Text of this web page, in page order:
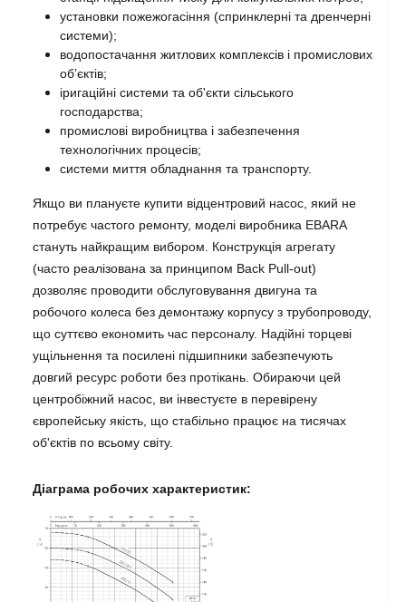
установки пожежогасіння (спринклерні та дренчерні
системи);
водопостачання житлових комплексів і промислових
об’єктів;
іригаційні системи та об'єкти сільського
господарства;
промислові виробництва і забезпечення
технологічних процесів;
системи миття обладнання та транспорту.
Якщо ви плануєте купити відцентровий насос, який не
потребує частого ремонту, моделі виробника EBARA
стануть найкращим вибором. Конструкція агрегату
(часто реалізована за принципом Back Pull-out)
дозволяє проводити обслуговування двигуна та
робочого колеса без демонтажу корпусу з трубопроводу,
що суттєво економить час персоналу. Надійні торцеві
ущільнення та посилені підшипники забезпечують
довгий ресурс роботи без протікань. Обираючи цей
центробіжний насос, ви інвестуєте в перевірену
європейську якість, що стабільно працює на тисячах
об'єктів по всьому світу.
Діаграма робочих характеристик: